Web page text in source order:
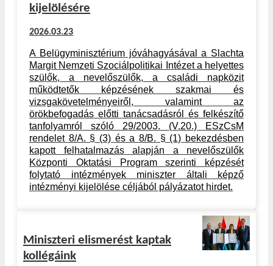
kijelölésére
2026.03.23
A Belügyminisztérium jóváhagyásával a Slachta
Margit Nemzeti Szociálpolitikai Intézet a helyettes
szülők, a nevelőszülők, a családi napközit
működtetők képzésének szakmai és
vizsgakövetelményeiről, valamint az
örökbefogadás előtti tanácsadásról és felkészítő
tanfolyamról szóló 29/2003. (V.20.) ESzCsM
rendelet 8/A. § (3) és a 8/B. § (1) bekezdésben
kapott felhatalmazás alapján a nevelőszülők
Központi Oktatási Program szerinti képzését
folytató intézmények miniszter általi képző
intézményi kijelölése céljából pályázatot hirdet.
Miniszteri elismerést kaptak
kollégáink